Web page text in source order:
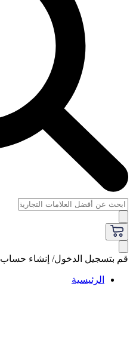
قم بتسجيل الدخول/ إنشاء حساب
الرئيسية